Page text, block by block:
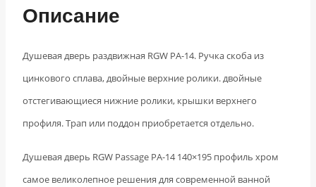
Описание
Душевая дверь раздвижная RGW PA-14. Ручка скоба из
цинкового сплава, двойные верхние ролики. двойные
отстегивающиеся нижние ролики, крышки верхнего
профиля. Трап или поддон приобретается отдельно.
Душевая дверь RGW Passage PA-14 140×195 профиль хром
самое великолепное решения для современной ванной